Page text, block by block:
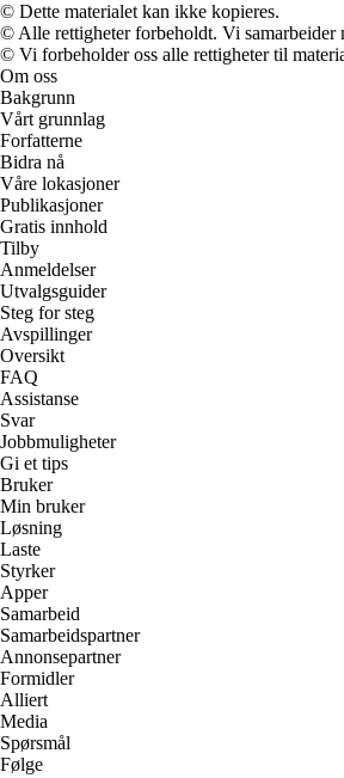
© Dette materialet kan ikke kopieres.
© Alle rettigheter forbeholdt. Vi samarbeider
© Vi forbeholder oss alle rettigheter til
Om oss
Bakgrunn
Vårt grunnlag
Forfatterne
Bidra nå
Våre lokasjoner
Publikasjoner
Gratis innhold
Tilby
Anmeldelser
Utvalgsguider
Steg for steg
Avspillinger
Oversikt
FAQ
Assistanse
Svar
Jobbmuligheter
Gi et tips
Bruker
Min bruker
Løsning
Laste
Styrker
Apper
Samarbeid
Samarbeidspartner
Annonsepartner
Formidler
Alliert
Media
Spørsmål
Følge